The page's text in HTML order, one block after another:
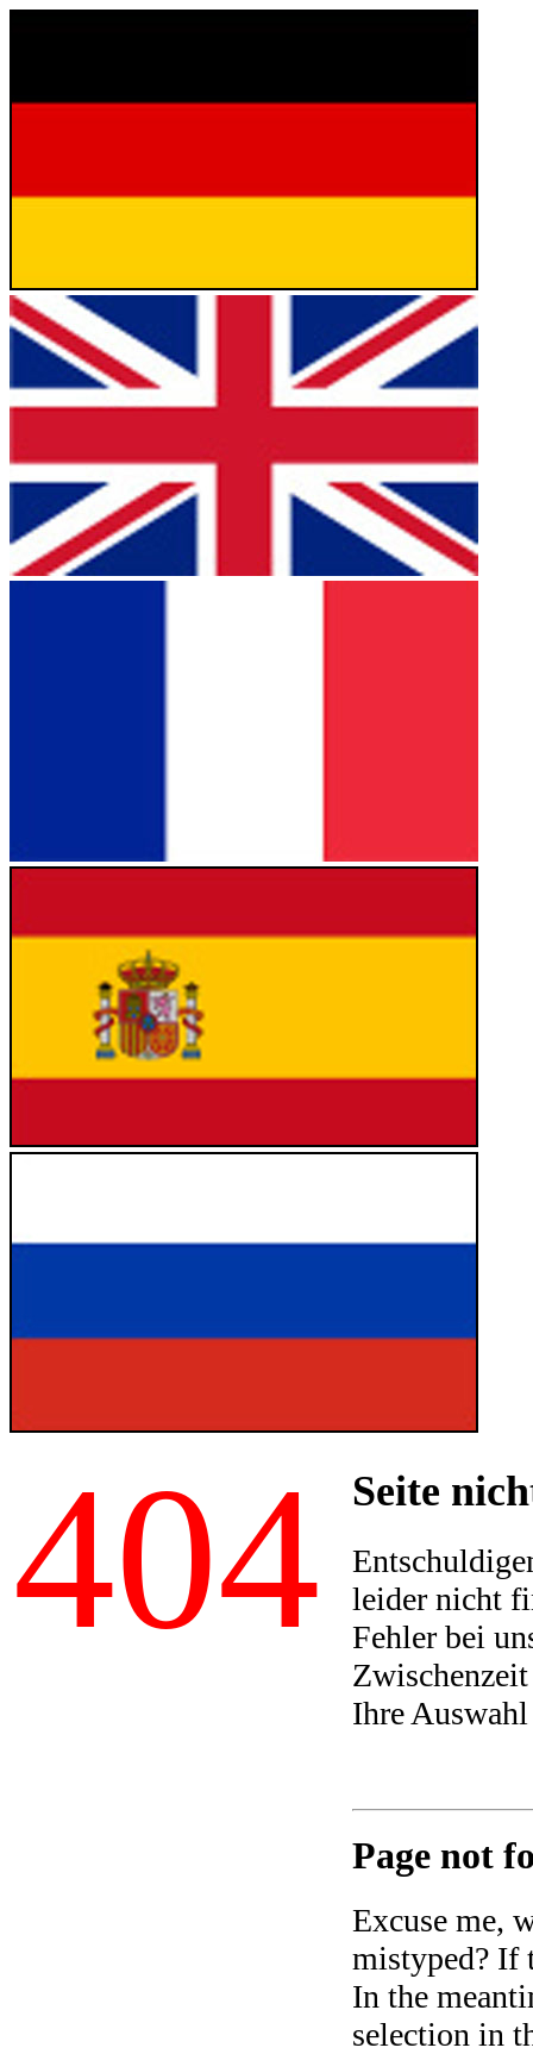
404 Seite
leider nicht
Fehler bei
Ihre
Page not
Excuse me,
mistyped? If
In the
selection in